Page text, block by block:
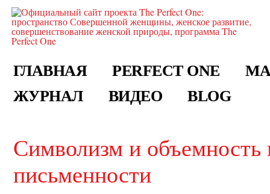
ГЛАВНАЯ PERFECT ONE
ЖУРНАЛ
ВИДЕО BLOG
Символизм и
письменности